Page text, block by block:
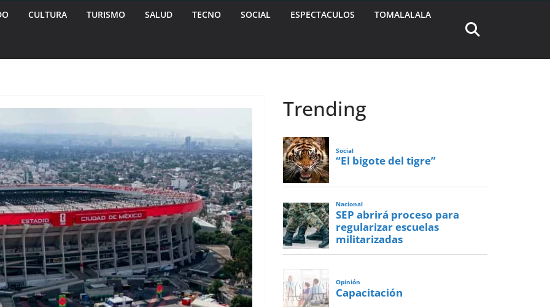
CULTURA TURISMO SALUD TECNO SOCIAL ESPECTACULOS TOMALALALA
Trending
Social
“El bigote del tigre”
Nacional
SEP abrirá proceso para
regularizar escuelas
militarizadas
Opinión
Capacitación